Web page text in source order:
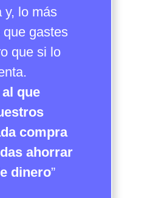
y, lo más
gastes
que si lo
que
compra
ahorrar
dinero”